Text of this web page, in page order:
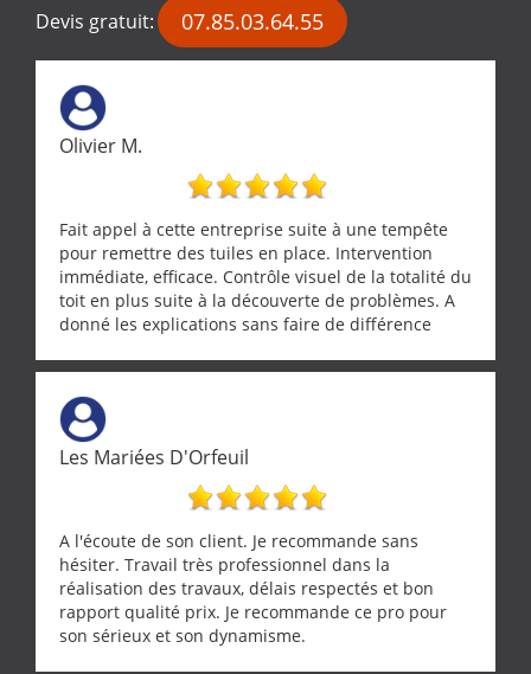
Devis gratuit: 07.85.03.64.55
Olivier M.
Fait appel à cette entreprise suite à une tempête
pour remettre des tuiles en place. Intervention
immédiate, efficace. Contrôle visuel de la totalité du
toit en plus suite à la découverte de problèmes. A
donné les explications sans faire de différence
Les Mariées D'Orfeuil
A l'écoute de son client. Je recommande sans
hésiter. Travail très professionnel dans la
réalisation des travaux, délais respectés et bon
rapport qualité prix. Je recommande ce pro pour
son sérieux et son dynamisme.